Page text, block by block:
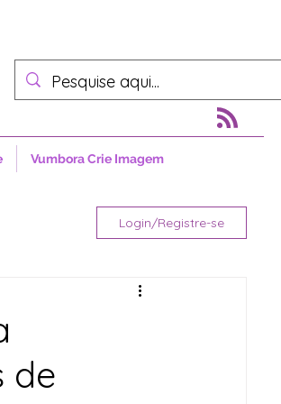
Vumbora Crie Imagem
Login/Registre-se
de